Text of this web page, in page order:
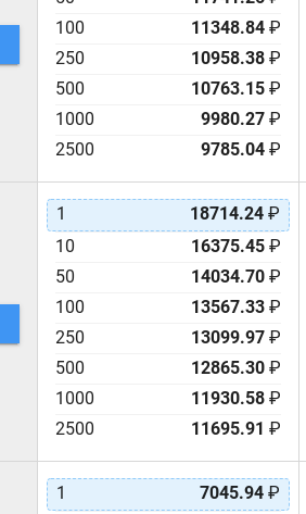
100
11348.84 ₽
250
10958.38 ₽
500
10763.15 ₽
1000
9980.27 ₽
2500
9785.04 ₽
1 18714.24 ₽
10
16375.45 ₽
50
14034.70 ₽
100
13567.33 ₽
250
13099.97 ₽
500
12865.30 ₽
1000
11930.58 ₽
2500
11695.91 ₽
1 7045.94 ₽